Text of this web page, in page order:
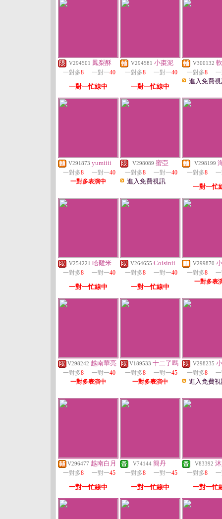
V294501 鳳梨酥
一對多8 一對一40
一對一忙線中
V294581 小棗泥
一對多8 一對一40
一對一忙線中
V300132
一對多8
進入免費
V291873 yumiiii
一對多8 一對一40
一對多表演中
V298089 蜜亞
一對多8 一對一40
進入免費視訊
V298199
一對多8
一對一忙
V254221 哈雞米
一對多8 一對一40
一對一忙線中
V264655 Coisinii
一對多8 一對一40
一對一忙線中
V299870
一對多8
一對多表
V298242 越南華亮
一對多8 一對一40
一對多表演中
V189533 十二了嗎
一對多8 一對一45
一對多表演中
V298235
一對多8
進入免費
V296477 越南白月
一對多8 一對一45
一對一忙線中
V74144 簡丹
一對多8 一對一45
一對一忙線中
V83392
一對多8
一對一忙